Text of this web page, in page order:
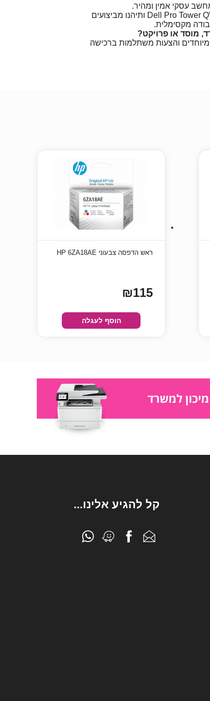
עסקי אמין ומהיר.
הזמינו עכשיו את Dell Pro Tower QVT1260-4144 ותיהנו מביצועים
מקסימלית.
מוסד או פרויקט?
מיוחדים והצעות משתלמות ברכישה
‏ראש הדפסה צבעוני HP 6ZA18AE
₪115
הוסף לעגלה
קל להגיע אלינו...